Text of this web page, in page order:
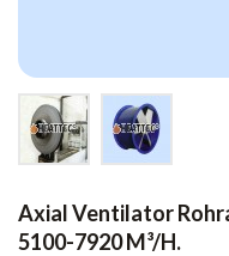
Axial Ventilator
5100-7920 M³/h.